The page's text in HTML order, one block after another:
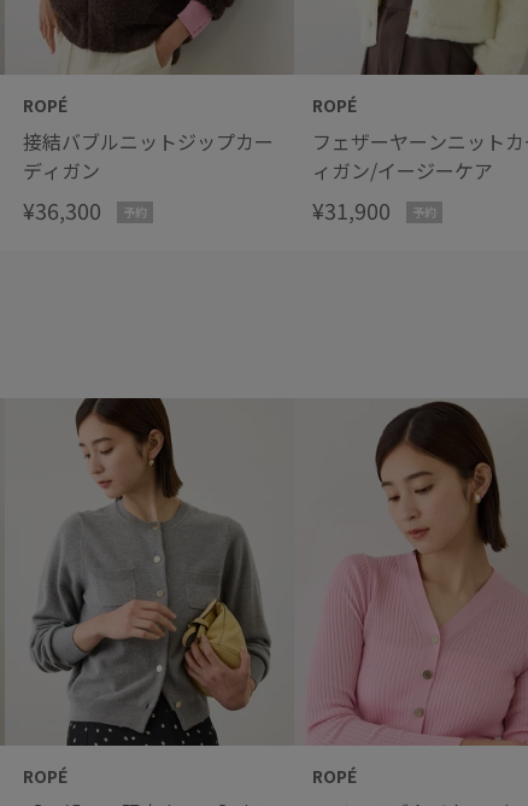
ROPÉ
接結バブルニットジップカー
ディガン
¥36,300 予約
ROPÉ
フェザーヤーンニット
ィガン/イージーケア
¥31,900 予約
ROPÉ ROPÉ